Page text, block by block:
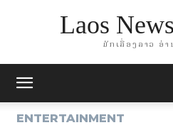
Laos
ມັກເລື່ອງລາວ ອ່າ
ENTERTAINMENT